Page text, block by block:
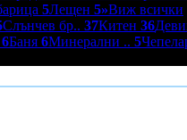
5Лещен 5»Виж всички
Слънчев бр.. 37Китен 36
6Баня 6Минерални .. 5